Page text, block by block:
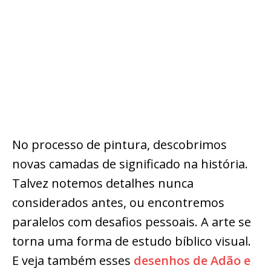
No processo de pintura, descobrimos
novas camadas de significado na história.
Talvez notemos detalhes nunca
considerados antes, ou encontremos
paralelos com desafios pessoais. A arte se
torna uma forma de estudo bíblico visual.
E veja também esses desenhos de Adão e